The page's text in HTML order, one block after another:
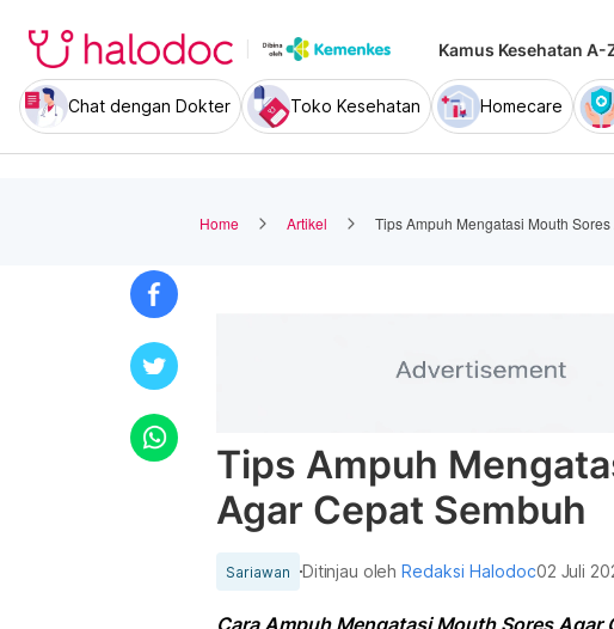
Kamus Kesehatan A-
Chat dengan Dokter Toko Kesehatan Homecare
Home Artikel Tips Ampuh Mengatasi Mouth
Tips Ampuh
Agar Cepat Sembuh
Sariawan Ditinjau olehRedaksi Halodoc02 Juli
Cara Ampuh Mengatasi Mouth Sores Agar